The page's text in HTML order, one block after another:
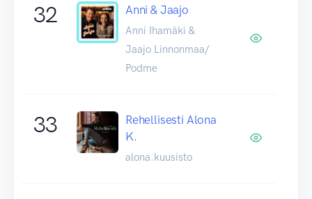
32 Anni & Jaajo
Anni Ihamäki &
Jaajo Linnonmaa/
Podme
33
Rehellisesti Alona
K.
alona.kuusisto